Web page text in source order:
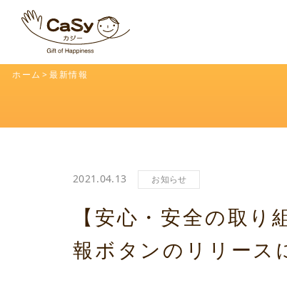
ホーム 最新情報
2021.04.13 お知らせ
【安心・安全の取
報ボタンのリリース